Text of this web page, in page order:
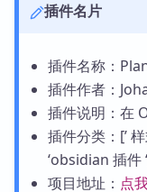
插件名片
插件名称：
插件作者：
插件说明：在
插件分类：[’ 样
‘obsidian 插件
项目地址： 点